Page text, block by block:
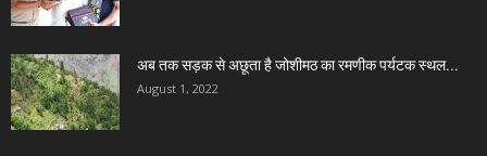
अब तक सड़क से अछूता है जोशीमठ का रमणीक पर्यटक स्थल...
August 1, 2022